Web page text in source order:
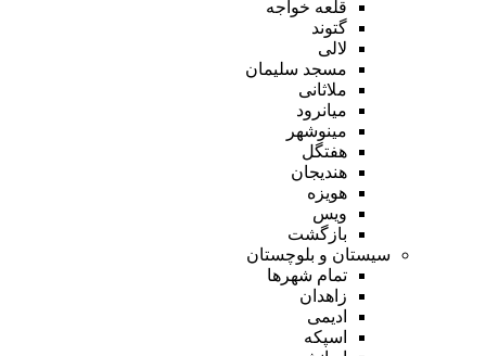
قلعه خواجه
گتوند
لالی
مسجد سلیمان
ملاثانی
میانرود
مینوشهر
هفتگل
هندیجان
هویزه
ویس
بازگشت
سیستان و بلوچستان
تمام شهر‌ها
زاهدان
ادیمی
اسپکه